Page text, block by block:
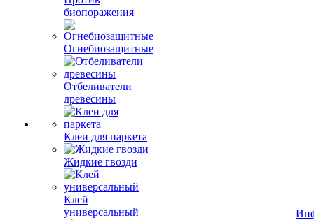
биопоражения
Огнебиозащитные
Отбеливатели
древесины
Клеи для паркета
Жидкие гвозди
Клей
универсальный